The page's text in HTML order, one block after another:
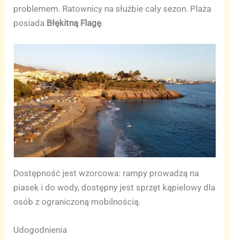
problemem. Ratownicy na służbie cały sezon. Plaża
posiada Błękitną Flagę.
Dostępność jest wzorcowa: rampy prowadzą na
piasek i do wody, dostępny jest sprzęt kąpielowy dla
osób z ograniczoną mobilnością.
Udogodnienia